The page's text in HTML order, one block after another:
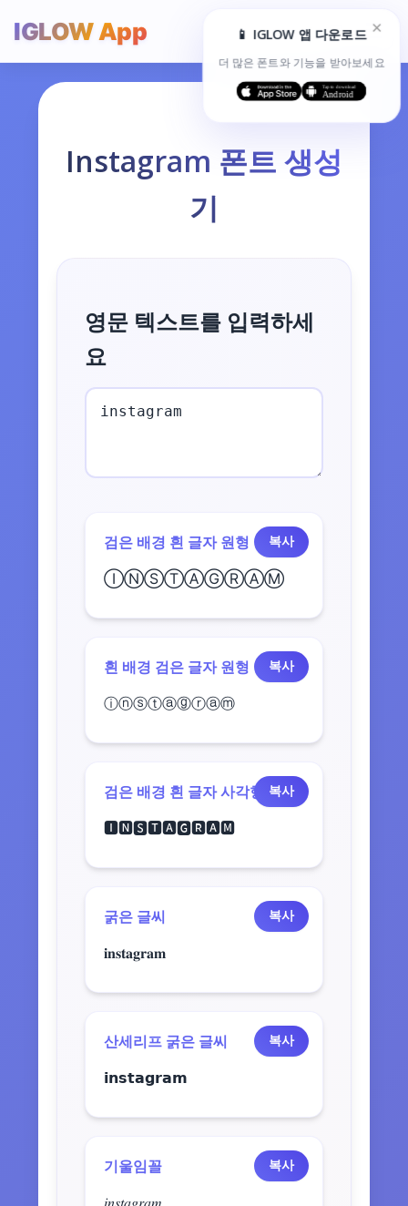
×
📱 IGLOW 앱 다운로드
더 많은 폰트와 기능을 받아보세요
IGLOW App ☰
Instagram 폰트 생성
기
영문 텍스트를 입력하세
요
검은 배경 흰 글자 원형
ⒾⓃⓈⓉⒶⒼⓇⒶⓂ
복사
흰 배경 검은 글자 원형
ⓘⓝⓢⓣⓐⓖⓡⓐⓜ
복사
검은 배경 흰 글자 사각형
🅸🅽🆂🆃🅰🅶🆁🅰🅼
복사
굵은 글씨
𝐢𝐧𝐬𝐭𝐚𝐠𝐫𝐚𝐦
복사
산세리프 굵은 글씨
𝗶𝗻𝘀𝘁𝗮𝗴𝗿𝗮𝗺
복사
기울임꼴
복사